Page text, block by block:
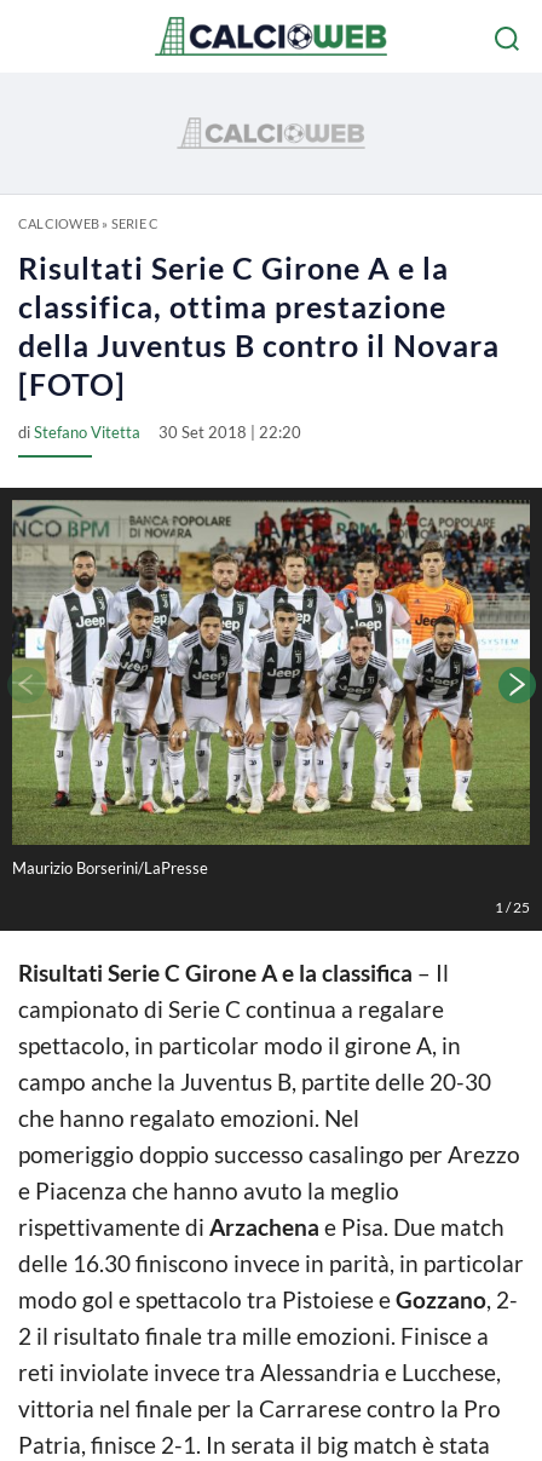
CALCIOWEB» SERIE C
Risultati Serie C Girone A e la
classifica, ottima prestazione
della Juventus B contro il Novara
[FOTO]
diStefano Vitetta 30 Set 2018 | 22:20
Maurizio Borserini/LaPresse
1 /25
Risultati Serie C Girone A e la classifica – Il
campionato di Serie C continua a regalare
spettacolo, in particolar modo il girone A, in
campo anche la Juventus B, partite delle 20-30
che hanno regalato emozioni. Nel
pomeriggio doppio successo casalingo per Arezzo
e Piacenza che hanno avuto la meglio
rispettivamente di Arzachena e Pisa. Due match
delle 16.30 finiscono invece in parità, in particolar
modo gol e spettacolo tra Pistoiese eGozzano, 2-
2 il risultato finale tra mille emozioni. Finisce a
reti inviolate invece tra Alessandria e Lucchese,
vittoria nel finale per la Carrarese contro la Pro
Patria, finisce 2-1. In serata il big match è stata